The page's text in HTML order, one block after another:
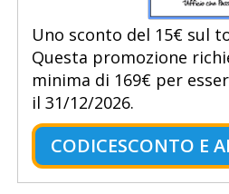
Uno sconto del 15€ sul
Questa promozione
minima di 169€ per
il 31/12/2026.
CODICESCONTO E